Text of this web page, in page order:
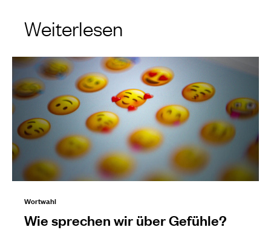
Weiterlesen
Wortwahl
Wie sprechen wir über Gefühle?